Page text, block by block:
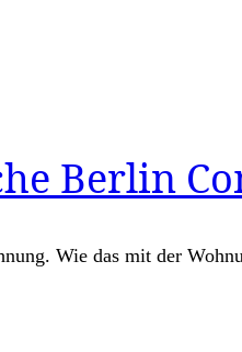
Berlin
Wie das mit der